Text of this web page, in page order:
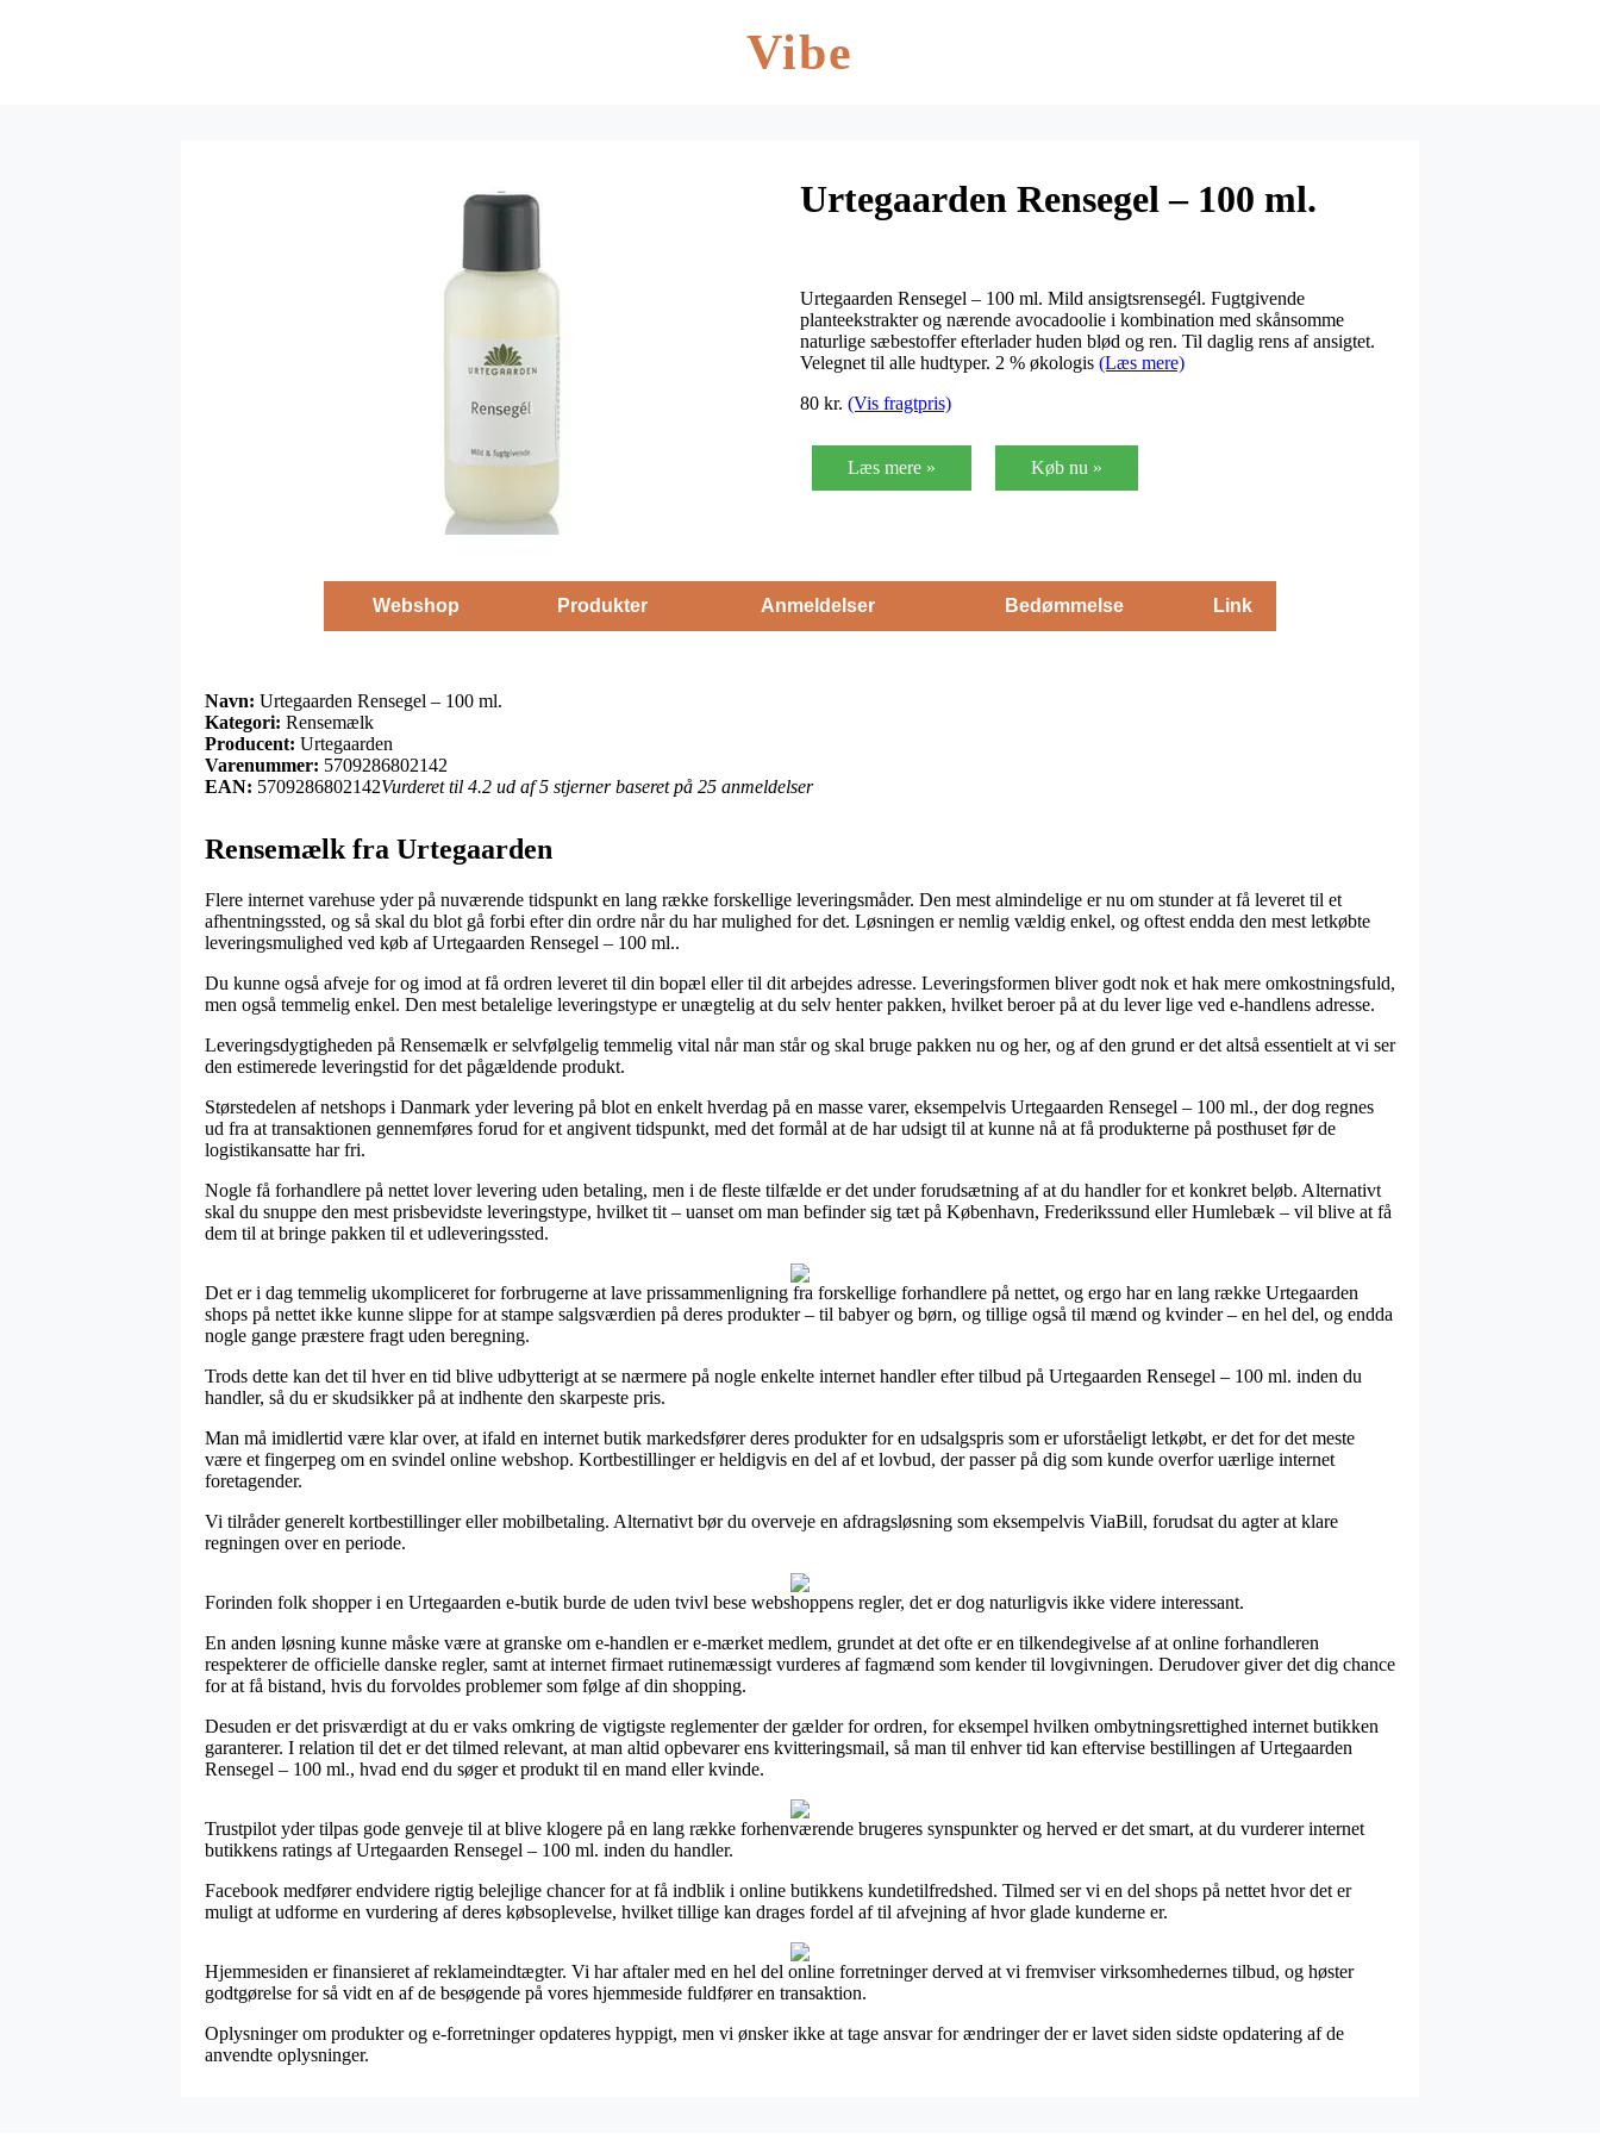
Vibe
Urtegaarden Rensegel – 100 ml.
Urtegaarden Rensegel – 100 ml. Mild ansigtsrensegél. Fugtgivende
planteekstrakter og nærende avocadoolie i kombination med skånsomme
naturlige sæbestoffer efterlader huden blød og ren. Til daglig rens af ansigtet.
Velegnet til alle hudtyper. 2 % økologis (Læs mere)
80 kr. (Vis fragtpris)
Læs mere » Køb nu »
Webshop Produkter Anmeldelser Bedømmelse Link
Navn: Urtegaarden Rensegel – 100 ml.
Kategori: Rensemælk
Producent: Urtegaarden
Varenummer: 5709286802142
EAN: 5709286802142Vurderet til 4.2 ud af 5 stjerner baseret på 25 anmeldelser
Rensemælk fra Urtegaarden
Flere internet varehuse yder på nuværende tidspunkt en lang række forskellige leveringsmåder. Den mest almindelige er nu om stunder at få leveret til et
afhentningssted, og så skal du blot gå forbi efter din ordre når du har mulighed for det. Løsningen er nemlig vældig enkel, og oftest endda den mest letkøbte
leveringsmulighed ved køb af Urtegaarden Rensegel – 100 ml..
Du kunne også afveje for og imod at få ordren leveret til din bopæl eller til dit arbejdes adresse. Leveringsformen bliver godt nok et hak mere omkostningsfuld,
men også temmelig enkel. Den mest betalelige leveringstype er unægtelig at du selv henter pakken, hvilket beroer på at du lever lige ved e-handlens adresse.
Leveringsdygtigheden på Rensemælk er selvfølgelig temmelig vital når man står og skal bruge pakken nu og her, og af den grund er det altså essentielt at vi ser
den estimerede leveringstid for det pågældende produkt.
Størstedelen af netshops i Danmark yder levering på blot en enkelt hverdag på en masse varer, eksempelvis Urtegaarden Rensegel – 100 ml., der dog regnes
ud fra at transaktionen gennemføres forud for et angivent tidspunkt, med det formål at de har udsigt til at kunne nå at få produkterne på posthuset før de
logistikansatte har fri.
Nogle få forhandlere på nettet lover levering uden betaling, men i de fleste tilfælde er det under forudsætning af at du handler for et konkret beløb. Alternativt
skal du snuppe den mest prisbevidste leveringstype, hvilket tit – uanset om man befinder sig tæt på København, Frederikssund eller Humlebæk – vil blive at få
dem til at bringe pakken til et udleveringssted.
Det er i dag temmelig ukompliceret for forbrugerne at lave prissammenligning fra forskellige forhandlere på nettet, og ergo har en lang række Urtegaarden
shops på nettet ikke kunne slippe for at stampe salgsværdien på deres produkter – til babyer og børn, og tillige også til mænd og kvinder – en hel del, og endda
nogle gange præstere fragt uden beregning.
Trods dette kan det til hver en tid blive udbytterigt at se nærmere på nogle enkelte internet handler efter tilbud på Urtegaarden Rensegel – 100 ml. inden du
handler, så du er skudsikker på at indhente den skarpeste pris.
Man må imidlertid være klar over, at ifald en internet butik markedsfører deres produkter for en udsalgspris som er uforståeligt letkøbt, er det for det meste
være et fingerpeg om en svindel online webshop. Kortbestillinger er heldigvis en del af et lovbud, der passer på dig som kunde overfor uærlige internet
foretagender.
Vi tilråder generelt kortbestillinger eller mobilbetaling. Alternativt bør du overveje en afdragsløsning som eksempelvis ViaBill, forudsat du agter at klare
regningen over en periode.
Forinden folk shopper i en Urtegaarden e-butik burde de uden tvivl bese webshoppens regler, det er dog naturligvis ikke videre interessant.
En anden løsning kunne måske være at granske om e-handlen er e-mærket medlem, grundet at det ofte er en tilkendegivelse af at online forhandleren
respekterer de officielle danske regler, samt at internet firmaet rutinemæssigt vurderes af fagmænd som kender til lovgivningen. Derudover giver det dig chance
for at få bistand, hvis du forvoldes problemer som følge af din shopping.
Desuden er det prisværdigt at du er vaks omkring de vigtigste reglementer der gælder for ordren, for eksempel hvilken ombytningsrettighed internet butikken
garanterer. I relation til det er det tilmed relevant, at man altid opbevarer ens kvitteringsmail, så man til enhver tid kan eftervise bestillingen af Urtegaarden
Rensegel – 100 ml., hvad end du søger et produkt til en mand eller kvinde.
Trustpilot yder tilpas gode genveje til at blive klogere på en lang række forhenværende brugeres synspunkter og herved er det smart, at du vurderer internet
butikkens ratings af Urtegaarden Rensegel – 100 ml. inden du handler.
Facebook medfører endvidere rigtig belejlige chancer for at få indblik i online butikkens kundetilfredshed. Tilmed ser vi en del shops på nettet hvor det er
muligt at udforme en vurdering af deres købsoplevelse, hvilket tillige kan drages fordel af til afvejning af hvor glade kunderne er.
Hjemmesiden er finansieret af reklameindtægter. Vi har aftaler med en hel del online forretninger derved at vi fremviser virksomhedernes tilbud, og høster
godtgørelse for så vidt en af de besøgende på vores hjemmeside fuldfører en transaktion.
Oplysninger om produkter og e-forretninger opdateres hyppigt, men vi ønsker ikke at tage ansvar for ændringer der er lavet siden sidste opdatering af de
anvendte oplysninger.